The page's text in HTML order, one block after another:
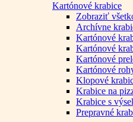
Kartónové krabice
Zobraziť
Archívne
Kartónové
Kartónové
Kartónové
Kartónové
Klopové
Krabice na
Krabice s
Prepravné